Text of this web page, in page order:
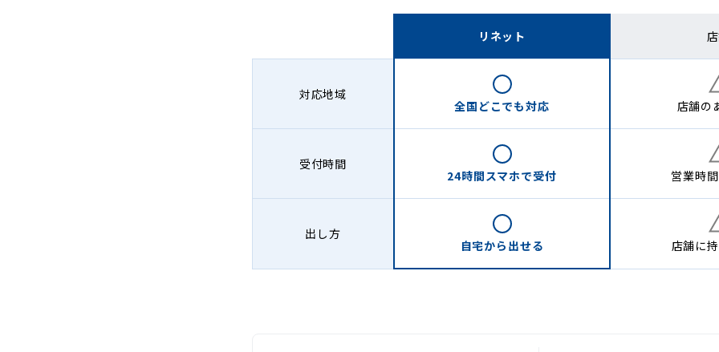
リネット
対応地域
全国どこでも対応 店舗の
受付時間
24時間スマホで受付 営業時
出し方
自宅から 出せる 店舗に